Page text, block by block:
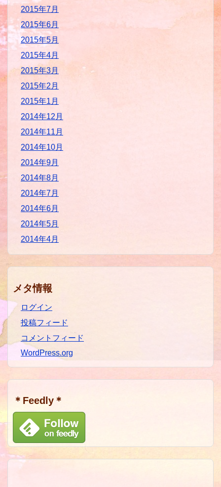
2015年7月
2015年6月
2015年5月
2015年4月
2015年3月
2015年2月
2015年1月
2014年12月
2014年11月
2014年10月
2014年9月
2014年8月
2014年7月
2014年6月
2014年5月
2014年4月
メタ情報
ログイン
投稿フィード
コメントフィード
WordPress.org
＊Feedly＊